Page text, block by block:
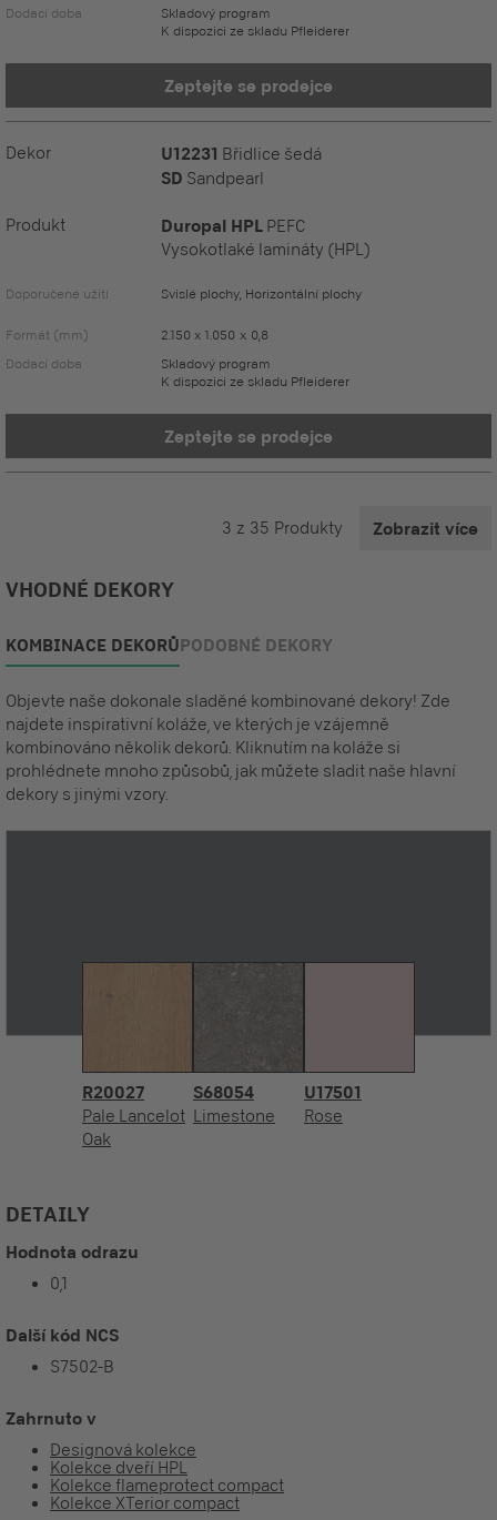
Dodací doba
Skladový program
K dispozici ze skladu Pfleiderer
Zeptejte se prodejce
Dekor U12231 Břidlice šedá
SD Sandpearl
Produkt Duropal HPL PEFC
Vysokotlaké lamináty (HPL)
Doporučené užití Svislé plochy, Horizontální plochy
Formát (mm)
2.150 x 1.050 x 0,8
Dodací doba
Skladový program
K dispozici ze skladu Pfleiderer
Zeptejte se prodejce
3 z 35 Produkty Zobrazit více
VHODNÉ DEKORY
KOMBINACE DEKORŮPODOBNÉ DEKORY
Objevte naše dokonale sladěné kombinované dekory! Zde
najdete inspirativní koláže, ve kterých je vzájemně
kombinováno několik dekorů. Kliknutím na koláže si
prohlédnete mnoho způsobů, jak můžete sladit naše hlavní
dekory s jinými vzory.
R20027
Pale Lancelot
Oak
S68054
Limestone
U17501
Rose
DETAILY
Hodnota odrazu
0,1
Další kód NCS
S7502-B
Zahrnuto v
Designová kolekce
Kolekce dveří HPL
Kolekce flameprotect compact
Kolekce XTerior compact